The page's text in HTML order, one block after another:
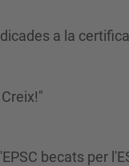
a la
becats per